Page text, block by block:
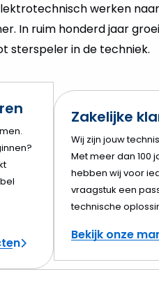
werken
In ruim honderd jaar
sterspeler in de techniek.
Zakelijke
Wij zijn jouw
Met meer dan 100
hebben wij voor
vraagstuk een
technische
Bekijk onze